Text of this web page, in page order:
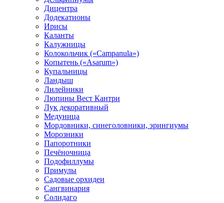
Дицентра
Додекатионы
Ирисы
Каланты
Калужницы
Колокольчик («Campanula»)
Копытень («Asarum»)
Купальницы
Ландыш
Лилейники
Люпины Вест Кантри
Лук декоративный
Медуница
Мордовники, синеголовники, эрингиумы
Морозники
Папоротники
Печёночница
Подофиллумы
Примулы
Садовые орхидеи
Сангвинария
Солидаго